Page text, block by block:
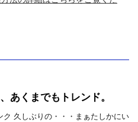
あくまでもトレンド。
ク 久しぶりの・・・まぁたしかにい